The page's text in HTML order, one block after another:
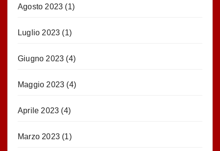
Agosto 2023 (1)
Luglio 2023 (1)
Giugno 2023 (4)
Maggio 2023 (4)
Aprile 2023 (4)
Marzo 2023 (1)